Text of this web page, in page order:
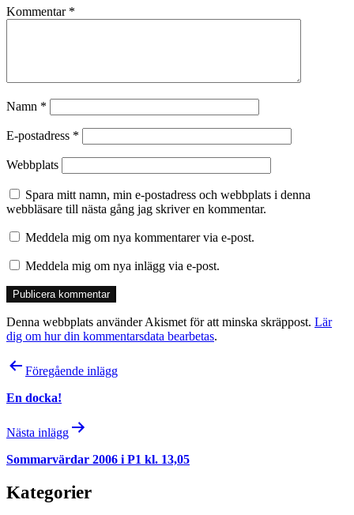
Kommentar *
Namn *
E-postadress *
Webbplats
Spara mitt namn, min e-postadress och webbplats i denna
webbläsare till nästa gång jag skriver en kommentar.
Meddela mig om nya kommentarer via e-post.
Meddela mig om nya inlägg via e-post.
Denna webbplats använder Akismet för att minska skräppost. Lär
dig om hur din kommentarsdata bearbetas.
Inläggsnavigering
Föregående inlägg
En docka!
Nästa inlägg
Sommarvärdar 2006 i P1 kl. 13,05
Kategorier